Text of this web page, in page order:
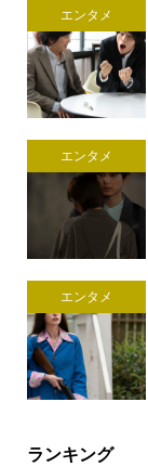
エンタメ
エンタメ
エンタメ
ランキング